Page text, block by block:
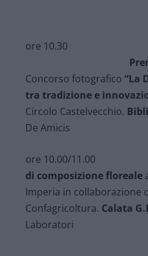
ore 10.30
Concorso fotografico“La
tra tradizione e
Circolo Castelvecchio.
De Amicis
ore 10.00/
di composizione floreale
Imperia in collaborazione
Confagricoltura. Calata
Laboratori